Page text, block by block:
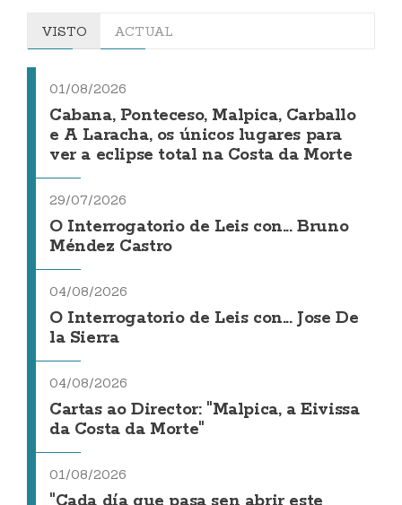
VISTO ACTUAL
01/08/2026
Cabana, Ponteceso, Malpica, Carballo
e A Laracha, os únicos lugares para
ver a eclipse total na Costa da Morte
29/07/2026
O Interrogatorio de Leis con... Bruno
Méndez Castro
04/08/2026
O Interrogatorio de Leis con... Jose De
la Sierra
04/08/2026
Cartas ao Director: "Malpica, a Eivissa
da Costa da Morte"
01/08/2026